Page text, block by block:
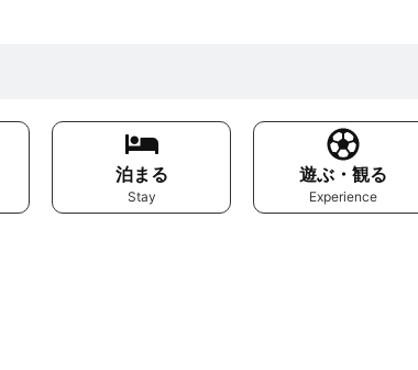
泊まる
Stay
遊ぶ・観る
Experience